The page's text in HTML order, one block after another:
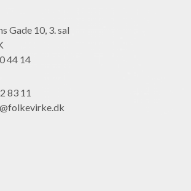
Gade 10, 3. sal
44 14
83 11